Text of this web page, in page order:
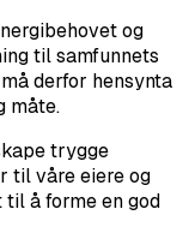
og
til samfunnets
derfor hensynta
måte.
trygge
til våre eiere og
å forme en god